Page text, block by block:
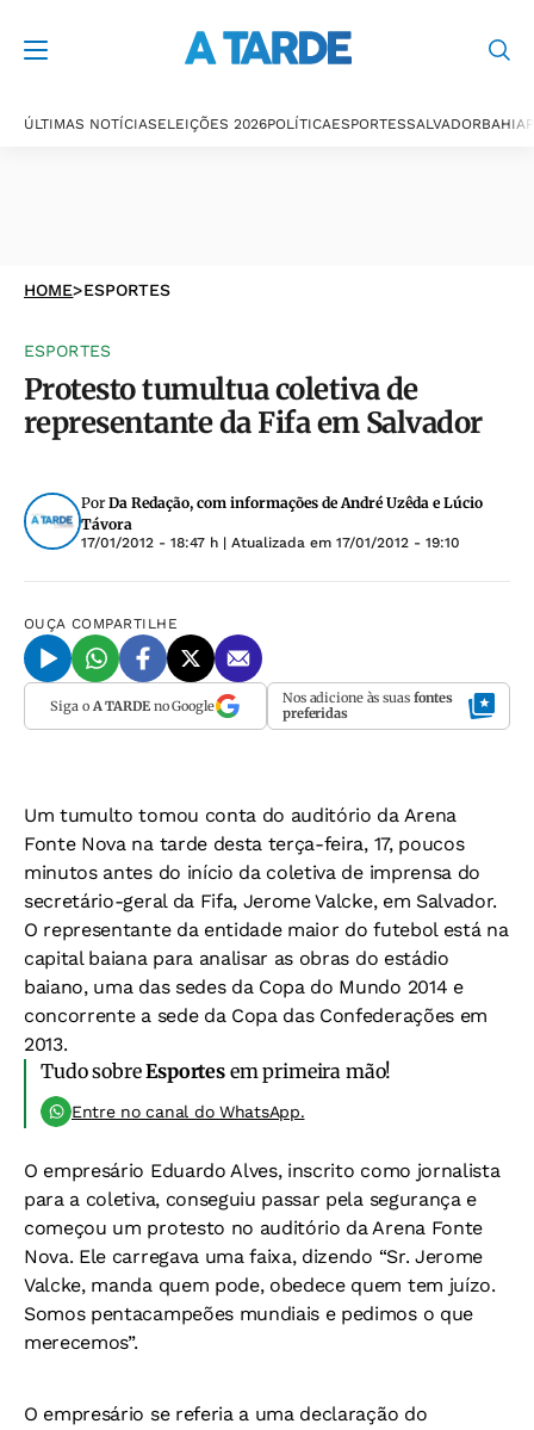
ÚLTIMAS NOTÍCIASELEIÇÕES 2026POLÍTICAESPORTESSALVADORBAHIA
HOME>ESPORTES
ESPORTES
Protesto tumultua coletiva de
representante da Fifa em Salvador
Por Da Redação, com informações de André Uzêda e Lúcio
Távora
17/01/2012 - 18:47 h | Atualizada em 17/01/2012 - 19:10
OUÇA COMPARTILHE
Siga o A TARDEno Google Nos adicione às suas fontes
preferidas
Um tumulto tomou conta do auditório da Arena
Fonte Nova na tarde desta terça-feira, 17, poucos
minutos antes do início da coletiva de imprensa do
secretário-geral da Fifa, Jerome Valcke, em Salvador.
O representante da entidade maior do futebol está na
capital baiana para analisar as obras do estádio
baiano, uma das sedes da Copa do Mundo 2014 e
concorrente a sede da Copa das Confederações em
2013.
Tudo sobreEsportesem primeira mão!
Entre no canal do WhatsApp.
O empresário Eduardo Alves, inscrito como jornalista
para a coletiva, conseguiu passar pela segurança e
começou um protesto no auditório da Arena Fonte
Nova. Ele carregava uma faixa, dizendo “Sr. Jerome
Valcke, manda quem pode, obedece quem tem juízo.
Somos pentacampeões mundiais e pedimos o que
merecemos”.
O empresário se referia a uma declaração do